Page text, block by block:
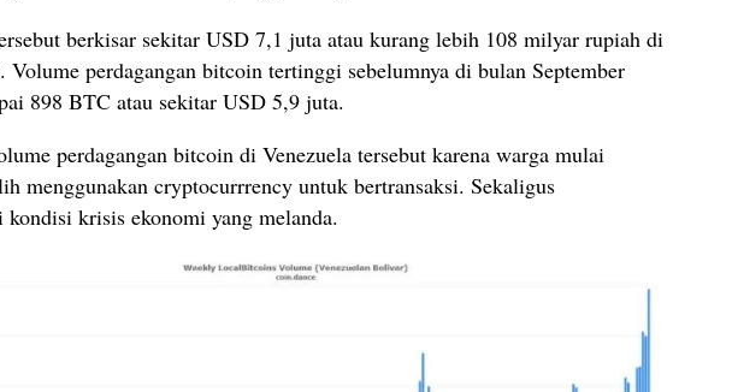
berkisar sekitar USD 7,1 juta atau kurang lebih 108 milyar rupiah di
Volume perdagangan bitcoin tertinggi sebelumnya di bulan September
898 BTC atau sekitar USD 5,9 juta.
perdagangan bitcoin di Venezuela tersebut karena warga mulai
menggunakan cryptocurrrency untuk bertransaksi. Sekaligus
kondisi krisis ekonomi yang melanda.